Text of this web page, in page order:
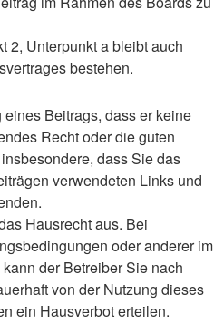
2, Unterpunkt a bleibt auch
bestehen.
Beitrags, dass er keine
Recht oder die guten
dass Sie das
verwendeten Links und
Hausrecht aus. Bei
oder anderer im
der Betreiber Sie nach
von der Nutzung dieses
ein Hausverbot erteilen.